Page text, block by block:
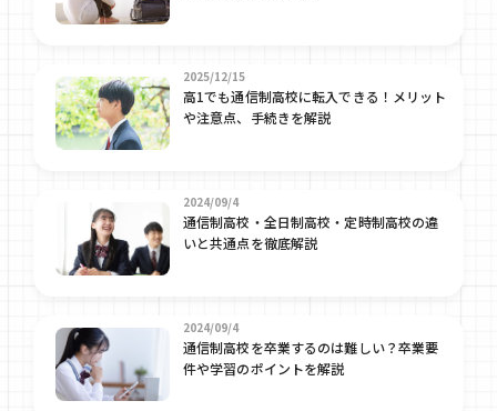
2025/12/15
高1でも通信制高校に転入できる！メリット
や注意点、手続きを解説
2024/09/4
通信制高校・全日制高校・定時制高校の違
いと共通点を徹底解説
2024/09/4
通信制高校を卒業するのは難しい？卒業要
件や学習のポイントを解説